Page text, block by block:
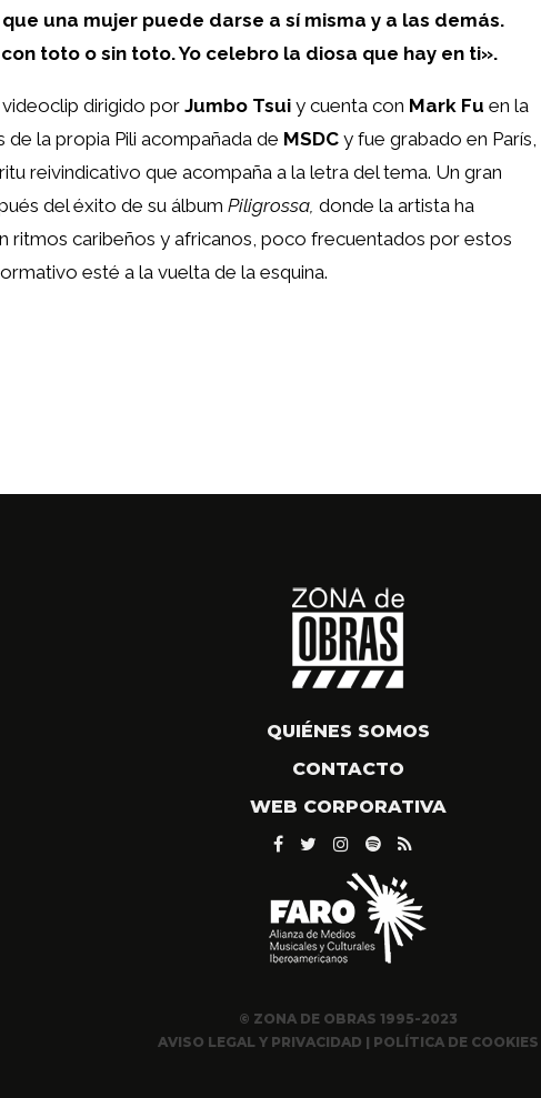
una mujer puede darse a sí misma y a las demás.
toto o sin toto. Yo celebro la diosa que hay en ti».
dirigido por Jumbo Tsui y cuenta con Mark Fu en la
la propia Pili acompañada de MSDC y fue grabado en París,
reivindicativo que acompaña a la letra del tema. Un gran
del éxito de su álbum Piligrossa, donde la artista ha
ritmos caribeños y africanos, poco frecuentados por estos
esté a la vuelta de la esquina.
QUIÉNES SOMOS
CONTACTO
WEB CORPORATIVA
© ZONA DE OBRAS 1995-2023
AVISO LEGAL Y PRIVACIDAD | POLÍTICA DE COOKIES